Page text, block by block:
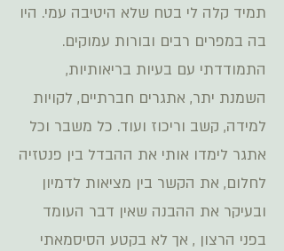
תמיד קלה לי בטח שלא היטיבה עמי. היו
בה במפרים רבים ובורות עמוקים.
התמודדתי עם בעיות בריאותיות,
השמנת יתר, אתגרים חברתיים, לקויות
למידה, קשב וריכוז ועוד. כל משבר וכל
אתגר לימדו אותי את ההבדל בין פנטזיה
לחלום, את הקשר בין מציאות לדמיון
ובעיקר את ההבנה שאין דבר העומד
בפני הרצון , אך לא בקטע הסיסמאתי